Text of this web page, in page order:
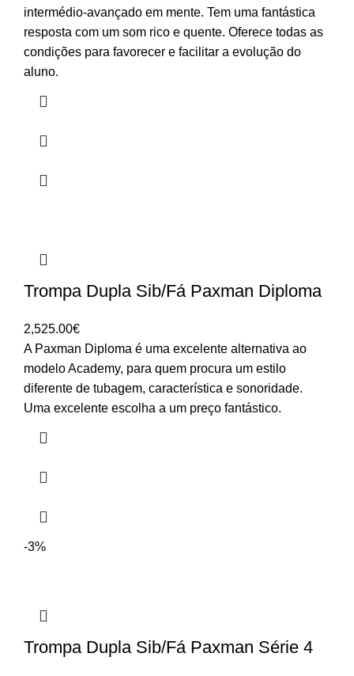
3,199.00€
through
3,369.00€
intermédio-avançado em mente. Tem uma fantástica
resposta com um som rico e quente. Oferece todas as
condições para favorecer e facilitar a evolução do
aluno.
Trompa Dupla Sib/Fá Paxman Diploma
2,525.00€
A Paxman Diploma é uma excelente alternativa ao
modelo Academy, para quem procura um estilo
diferente de tubagem, característica e sonoridade.
Uma excelente escolha a um preço fantástico.
-3%
Trompa Dupla Sib/Fá Paxman Série 4